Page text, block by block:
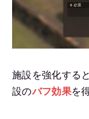
施設を強化すると
設のバフ効果を